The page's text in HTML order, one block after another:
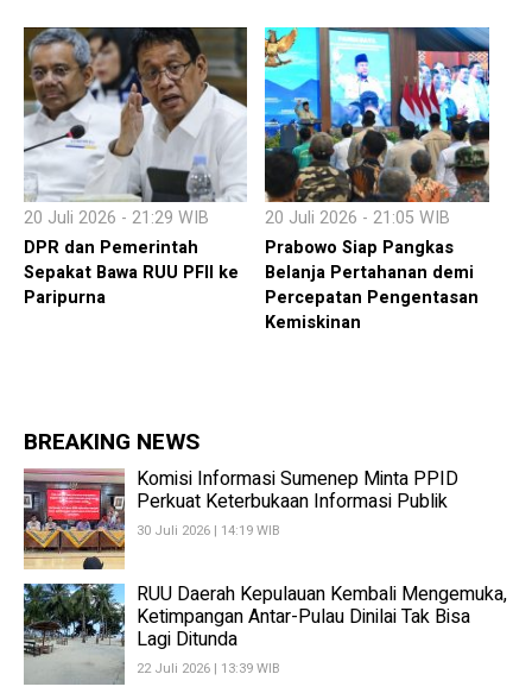
20 Juli 2026 - 21:29 WIB
DPR dan Pemerintah
Sepakat Bawa RUU PFII ke
Paripurna
20 Juli 2026 - 21:05 WIB
Prabowo Siap Pangkas
Belanja Pertahanan demi
Percepatan Pengentasan
Kemiskinan
BREAKING NEWS
Komisi Informasi Sumenep Minta PPID
Perkuat Keterbukaan Informasi Publik
30 Juli 2026 | 14:19 WIB
RUU Daerah Kepulauan Kembali Mengemuka,
Ketimpangan Antar-Pulau Dinilai Tak Bisa
Lagi Ditunda
22 Juli 2026 | 13:39 WIB